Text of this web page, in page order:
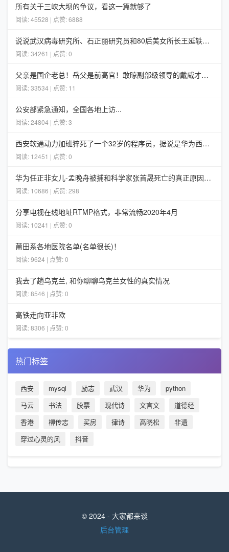
所有关于三峡大坝的争议，看这一篇就够了
阅读: 45528 | 点赞: 6888
说说武汉病毒研究所、石正丽研究员和80后美女所长王延轶的一些事
阅读: 34261 | 点赞: 0
父亲是国企老总！岳父是前高官！敢晾副部级领导的戴威才不担心ofo
阅读: 33534 | 点赞: 11
公安部紧急通知，全国各地上访...
阅读: 24804 | 点赞: 3
西安软通动力加班猝死了一个32岁的程序员，据说是华为西安5G项目组的
阅读: 12451 | 点赞: 0
华为任正非女儿-孟晚舟被捕和科学家张首晟死亡的真正原因分析
阅读: 10686 | 点赞: 298
分享电视在线地址RTMP格式，非常流畅2020年4月
阅读: 10241 | 点赞: 0
莆田系各地医院名单(名单很长)！
阅读: 9624 | 点赞: 0
我去了趟乌克兰, 和你聊聊乌克兰女性的真实情况
阅读: 8546 | 点赞: 0
高铁走向亚非欧
阅读: 8306 | 点赞: 0
热门标签
西安 mysql 励志 武汉 华为
python
马云
书法 股票 现代诗 文言文
道德经
香港
柳传志 买房 律诗 高晓松
非遗
穿过心灵的风
抖音
© 2024 - 大家都来谈
后台管理